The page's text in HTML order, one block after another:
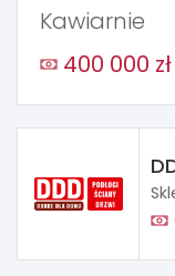
Kawiarnie
400 000 zł